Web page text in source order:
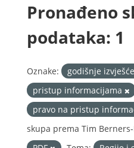
Pronađeno
podataka: 1
Oznake:
godišnje izvješće
pristup informacijama
pravo na pristup
skupa prema Tim